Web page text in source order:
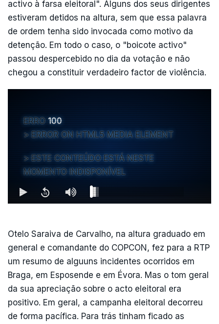
activo à farsa eleitoral". Alguns dos seus dirigentes
estiveram detidos na altura, sem que essa palavra
de ordem tenha sido invocada como motivo da
detenção. Em todo o caso, o "boicote activo"
passou despercebido no dia da votação e não
chegou a constituir verdadeiro factor de violência.
ERRO 100
ERROR ON HTML5 MEDIA ELEMENT
ESTE CONTEÚDO ESTÁ NESTE
MOMENTO INDISPONÍVEL
Otelo Saraiva de Carvalho, na altura graduado em
general e comandante do COPCON, fez para a RTP
um resumo de alguuns incidentes ocorridos em
Braga, em Esposende e em Évora. Mas o tom geral
da sua apreciação sobre o acto eleitoral era
positivo. Em geral, a campanha eleitoral decorreu
de forma pacífica. Para trás tinham ficado as